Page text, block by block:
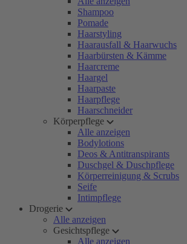
Shampoo
Pomade
Haarstyling
Haarausfall & Haarwuchs
Haarbürsten & Kämme
Haarcreme
Haargel
Haarpaste
Haarpflege
Haarschneider
Körperpflege
Alle anzeigen
Bodylotions
Deos & Antitranspirants
Duschgel & Duschpflege
Körperreinigung & Scrubs
Seife
Intimpflege
Drogerie
Alle anzeigen
Gesichtspflege
Alle anzeigen